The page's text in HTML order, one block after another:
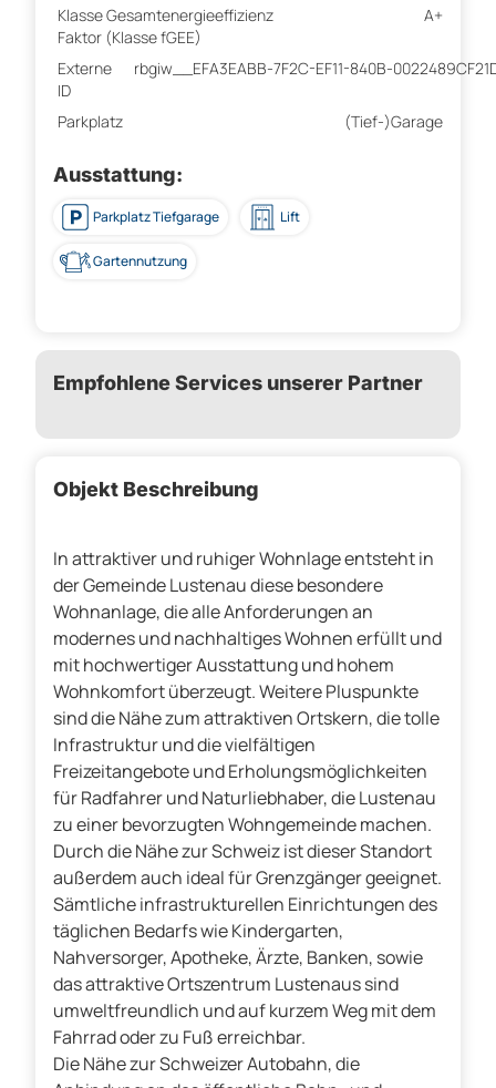
Klasse Gesamtenergieeffizienz
Faktor (Klasse fGEE)
A+
Externe
ID
rbgiw__EFA3EABB-7F2C-EF11-840B-
Parkplatz (Tief-)Garage
Ausstattung:
Parkplatz Tiefgarage Lift
Gartennutzung
Empfohlene Services unserer Partner
Objekt Beschreibung
In attraktiver und ruhiger Wohnlage entsteht in
der Gemeinde Lustenau diese besondere
Wohnanlage, die alle Anforderungen an
modernes und nachhaltiges Wohnen erfüllt und
mit hochwertiger Ausstattung und hohem
Wohnkomfort überzeugt. Weitere Pluspunkte
sind die Nähe zum attraktiven Ortskern, die tolle
Infrastruktur und die vielfältigen
Freizeitangebote und Erholungsmöglichkeiten
für Radfahrer und Naturliebhaber, die Lustenau
zu einer bevorzugten Wohngemeinde machen.
Durch die Nähe zur Schweiz ist dieser Standort
außerdem auch ideal für Grenzgänger geeignet.
Sämtliche infrastrukturellen Einrichtungen des
täglichen Bedarfs wie Kindergarten,
Nahversorger, Apotheke, Ärzte, Banken, sowie
das attraktive Ortszentrum Lustenaus sind
umweltfreundlich und auf kurzem Weg mit dem
Fahrrad oder zu Fuß erreichbar.
Die Nähe zur Schweizer Autobahn, die